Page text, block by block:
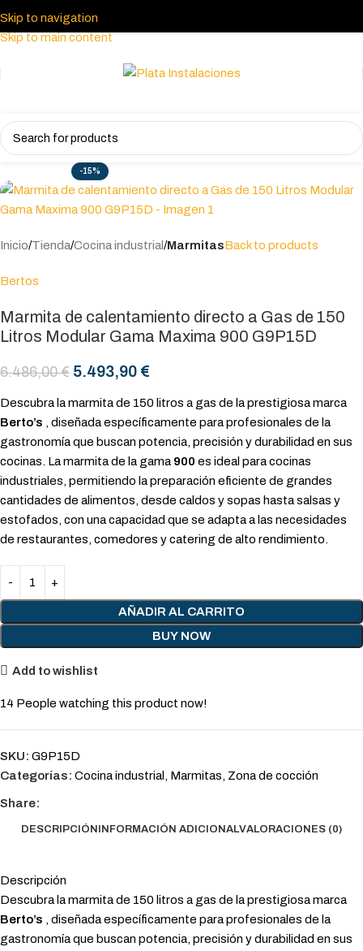
Skip to navigation
Skip to main content
-15%
Inicio Tienda Cocina industrial MarmitasBack to products
Bertos
Marmita de calentamiento directo a Gas de 150
Litros Modular Gama Maxima 900 G9P15D
6.486,00€ 5.493,90 €
Descubra la marmita de 150 litros a gas de la prestigiosa marca
Berto’s , diseñada específicamente para profesionales de la
gastronomía que buscan potencia, precisión y durabilidad en sus
cocinas. La marmita de la gama 900 es ideal para cocinas
industriales, permitiendo la preparación eficiente de grandes
cantidades de alimentos, desde caldos y sopas hasta salsas y
estofados, con una capacidad que se adapta a las necesidades
de restaurantes, comedores y catering de alto rendimiento.
AÑADIR AL CARRITO
BUY NOW
Add to wishlist
14 People watching this product now!
SKU: G9P15D
Categorías: Cocina industrial , Marmitas, Zona de cocción
Share:
DESCRIPCIÓNINFORMACIÓN ADICIONALVALORACIONES (0)
Descripción
Descubra la marmita de 150 litros a gas de la prestigiosa marca
Berto’s , diseñada específicamente para profesionales de la
gastronomía que buscan potencia, precisión y durabilidad en sus